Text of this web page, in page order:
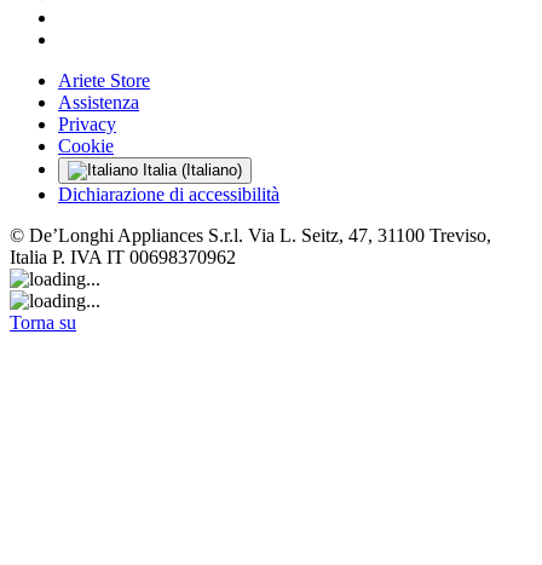
Ariete Store
Assistenza
Privacy
Cookie
Italia (Italiano)
Dichiarazione di accessibilità
© De’Longhi Appliances S.r.l. Via L. Seitz, 47, 31100 Treviso,
Italia P. IVA IT 00698370962
Torna su